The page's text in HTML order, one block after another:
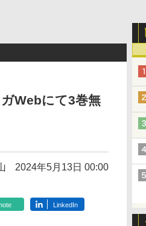
Webにて3巻無
2024年5月13日 00:00
LinkedIn